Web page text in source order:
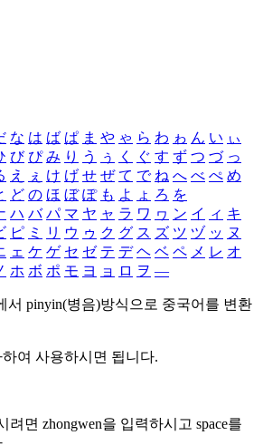
な は ば ぱ ま や ゃ ら わ ゎ ん い ぃ
び ぴ み り う ぅ く ぐ す ず つ づ っ
え ぇ け げ せ ぜ て で ね へ べ ぺ め
ど の ほ ぼ ぽ も よ ょ ろ を
ハ バ パ マ ヤ ャ ラ ワ ヮ ン イ ィ キ
ピ ミ リ ウ ゥ ク グ ス ズ ツ ヅ ッ ヌ
ェ ケ ゲ セ ゼ テ デ ヘ ベ ペ メ レ オ
ホ ボ ポ モ ヨ ョ ロ ヲ ―
서 pinyin(병음)방식으로 중국어를 변환
여 사용하시면 됩니다.
려면 zhongwen을 입력하시고 space를